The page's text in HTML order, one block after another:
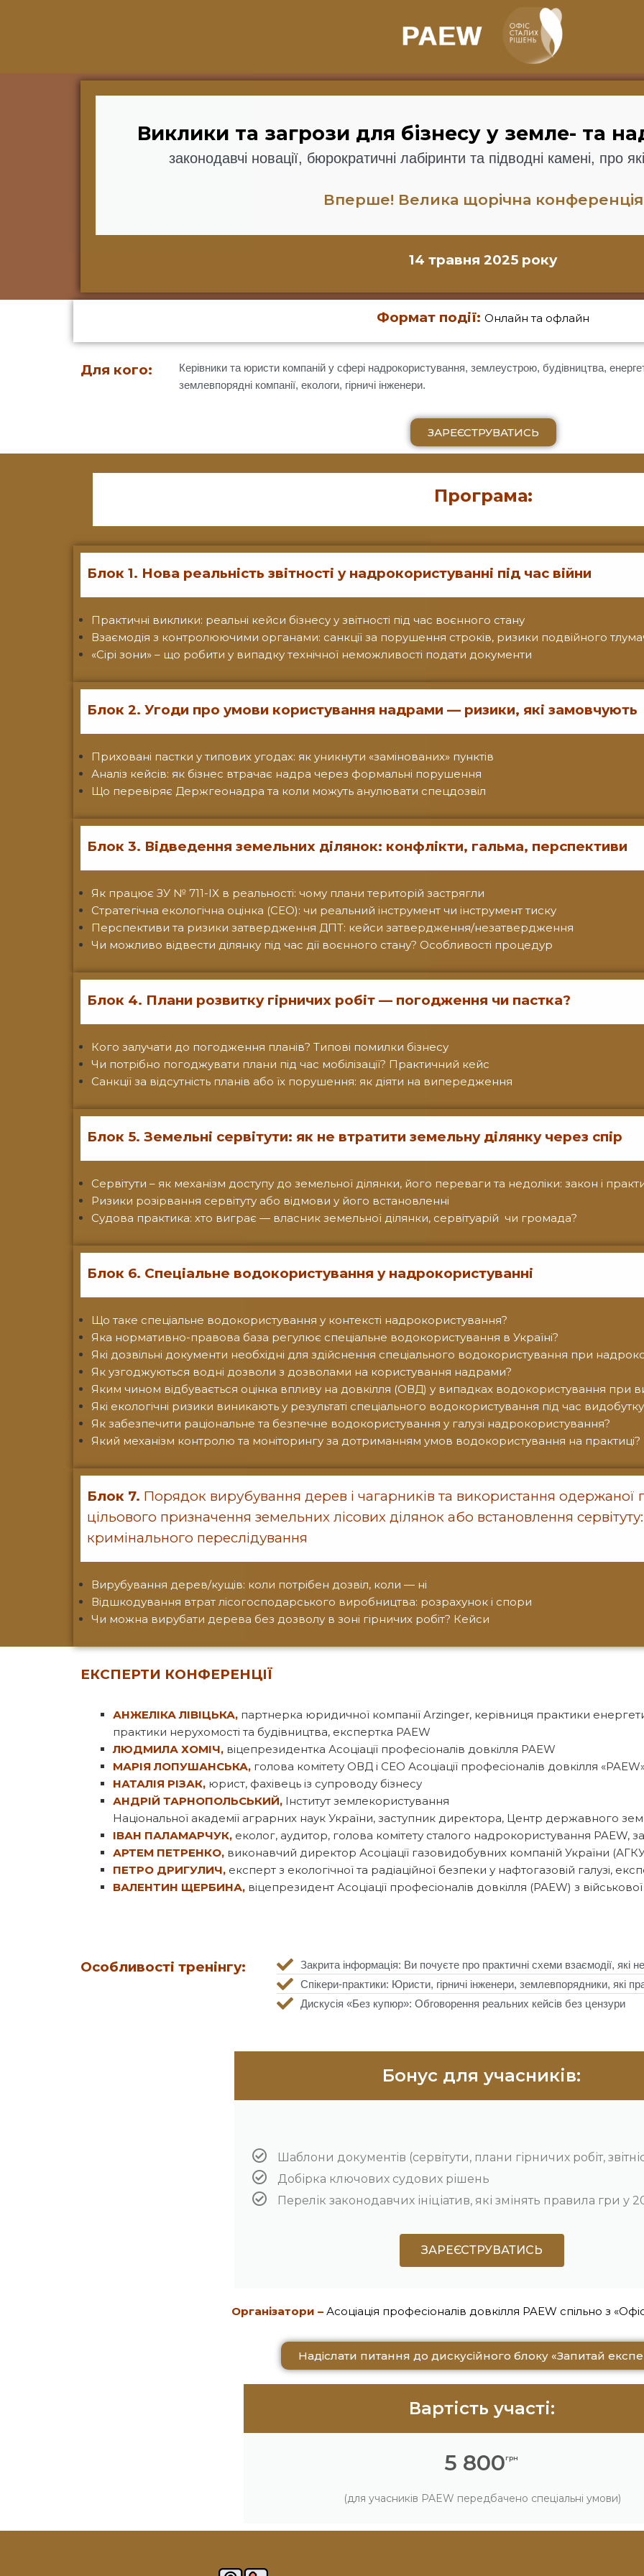
Виклики та загрози для бізнесу у земле- та
законодавчі новації, бюрократичні лабіринти та підводні камені, про
Вперше! Велика щорічна конференція
14 травня 2025 року
Формат події: Онлайн та офлайн
Для кого:
Керівники та юристи компаній у сфері надрокористування, землеустрою, будівництва,
землевпорядні компанії, екологи, гірничі інженери.
ЗАРЕЄСТРУВАТИСЬ
Програма:
Блок 1. Нова реальність звітності у надрокористуванні під час війни
Практичні виклики: реальні кейси бізнесу у звітності під час воєнного стану
Взаємодія з контролюючими органами: санкції за порушення строків, ризики подвійного
«Сірі зони» – що робити у випадку технічної неможливості подати документи
Блок 2. Угоди про умови користування надрами — ризики, які замовчують
Приховані пастки у типових угодах: як уникнути «замінованих» пунктів
Аналіз кейсів: як бізнес втрачає надра через формальні порушення
Що перевіряє Держгеонадра та коли можуть анулювати спецдозвіл
Блок 3. Відведення земельних ділянок: конфлікти, гальма, перспективи
Як працює ЗУ № 711-IX в реальності: чому плани територій застрягли
Стратегічна екологічна оцінка (СЕО): чи реальний інструмент чи інструмент тиску
Перспективи та ризики затвердження ДПТ: кейси затвердження/незатвердження
Чи можливо відвести ділянку під час дії воєнного стану? Особливості процедур
Блок 4. Плани розвитку гірничих робіт — погодження чи пастка?
Кого залучати до погодження планів? Типові помилки бізнесу
Чи потрібно погоджувати плани під час мобілізації? Практичний кейс
Санкції за відсутність планів або їх порушення: як діяти на випередження
Блок 5. Земельні сервітути: як не втратити земельну ділянку через спір
Сервітути – як механізм доступу до земельної ділянки, його переваги та недоліки: закон і
Ризики розірвання сервітуту або відмови у його встановленні
Судова практика: хто виграє — власник земельної ділянки, сервітуарій чи громада?
Блок 6. Спеціальне водокористування у надрокористуванні
Що таке спеціальне водокористування у контексті надрокористування?
Яка нормативно-правова база регулює спеціальне водокористування в Україні?
Які дозвільні документи необхідні для здійснення спеціального водокористування при
Як узгоджуються водні дозволи з дозволами на користування надрами?
Яким чином відбувається оцінка впливу на довкілля (ОВД) у випадках водокористування при
Які екологічні ризики виникають у результаті спеціального водокористування під час
Як забезпечити раціональне та безпечне водокористування у галузі надрокористування?
Який механізм контролю та моніторингу за дотриманням умов водокористування на практиці?
Блок 7. Порядок вирубування дерев і чагарників та використання одержаної
цільового призначення земельних лісових ділянок або встановлення
кримінального переслідування
Вирубування дерев/кущів: коли потрібен дозвіл, коли — ні
Відшкодування втрат лісогосподарського виробництва: розрахунок і спори
Чи можна вирубати дерева без дозволу в зоні гірничих робіт? Кейси
ЕКСПЕРТИ КОНФЕРЕНЦІЇ
АНЖЕЛІКА ЛІВІЦЬКА, партнерка юридичної компанії Arzinger, керівниця практики
практики нерухомості та будівництва, експертка PAEW
ЛЮДМИЛА ХОМІЧ, віцепрезидентка Асоціації професіоналів довкілля PAEW
МАРІЯ ЛОПУШАНСЬКА, голова комітету ОВД і СЕО Асоціації професіоналів довкілля
НАТАЛІЯ РІЗАК, юрист, фахівець із супроводу бізнесу
АНДРІЙ ТАРНОПОЛЬСЬКИЙ, Інститут землекористування
Національної академії аграрних наук України, заступник директора, Центр державного
ІВАН ПАЛАМАРЧУК, еколог, аудитор, голова комітету сталого надрокористування
АРТЕМ ПЕТРЕНКО, виконавчий директор Асоціації газовидобувних компаній України
ПЕТРО ДРИГУЛИЧ, експерт з екологічної та радіаційної безпеки у нафтогазовій галузі,
ВАЛЕНТИН ЩЕРБИНА, віцепрезидент Асоціації професіоналів довкілля (PAEW) з
Особливості тренінгу:
Закрита інформація: Ви почуєте про практичні схеми взаємодії, які
Спікери-практики: Юристи, гірничі інженери, землевпорядники, які
Дискусія «Без купюр»: Обговорення реальних кейсів без цензури
Бонус для учасників:
Шаблони документів (сервітути, плани гірничих робіт,
Добірка ключових судових рішень
Перелік законодавчих ініціатив, які змінять правила гри у
ЗАРЕЄСТРУВАТИСЬ
Організатори – Асоціація професіоналів довкілля PAEW спільно з
Надіслати питання до дискусійного блоку «Запитай
Вартість участі:
5 800грн
(для учасників PAEW передбачено спеціальні умови)